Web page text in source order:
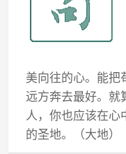
美向往的心。能把
远方奔去最好。就
人，你也应该在心
的圣地。（大地）